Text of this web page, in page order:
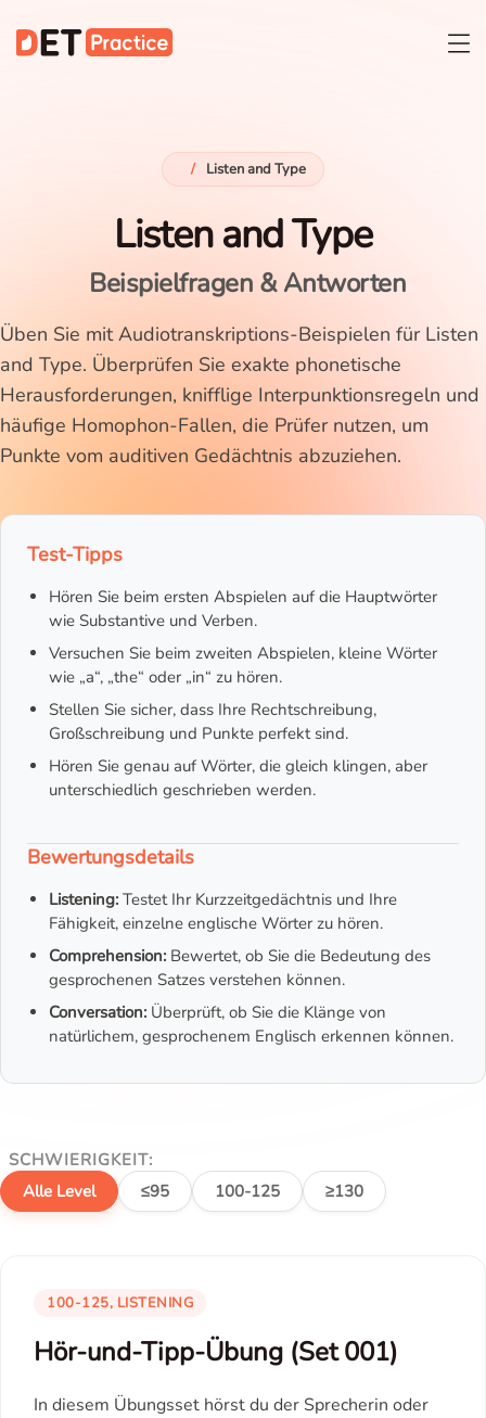
/ Listen and Type
Listen and Type
Beispielfragen & Antworten
Üben Sie mit Audiotranskriptions-Beispielen für Listen
and Type. Überprüfen Sie exakte phonetische
Herausforderungen, knifflige Interpunktionsregeln und
häufige Homophon-Fallen, die Prüfer nutzen, um
Punkte vom auditiven Gedächtnis abzuziehen.
Test-Tipps
Hören Sie beim ersten Abspielen auf die Hauptwörter
wie Substantive und Verben.
Versuchen Sie beim zweiten Abspielen, kleine Wörter
wie „a“, „the“ oder „in“ zu hören.
Stellen Sie sicher, dass Ihre Rechtschreibung,
Großschreibung und Punkte perfekt sind.
Hören Sie genau auf Wörter, die gleich klingen, aber
unterschiedlich geschrieben werden.
Bewertungsdetails
Listening: Testet Ihr Kurzzeitgedächtnis und Ihre
Fähigkeit, einzelne englische Wörter zu hören.
Comprehension: Bewertet, ob Sie die Bedeutung des
gesprochenen Satzes verstehen können.
Conversation: Überprüft, ob Sie die Klänge von
natürlichem, gesprochenem Englisch erkennen können.
SCHWIERIGKEIT:
Alle Level
≤95 100-125 ≥130
100-125, LISTENING
Hör-und-Tipp-Übung (Set 001)
In diesem Übungsset hörst du der Sprecherin oder